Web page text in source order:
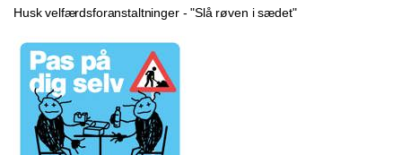
Husk velfærdsforanstaltninger - "Slå røven i sædet"